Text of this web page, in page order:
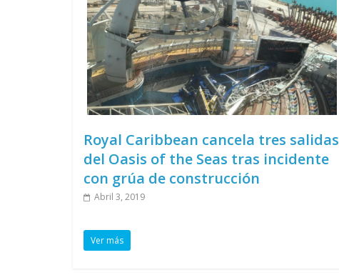
Royal Caribbean cancela tres salidas
del Oasis of the Seas tras incidente
con grúa de construcción
Abril 3, 2019
Ver más